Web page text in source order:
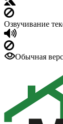
Озвучивание
Обычная